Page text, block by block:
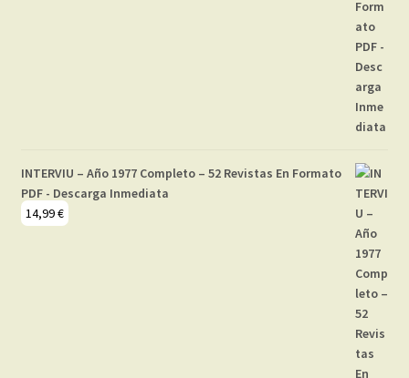
INTERVIU – Año 1977 Completo – 52 Revistas En Formato
PDF - Descarga Inmediata
14,99€